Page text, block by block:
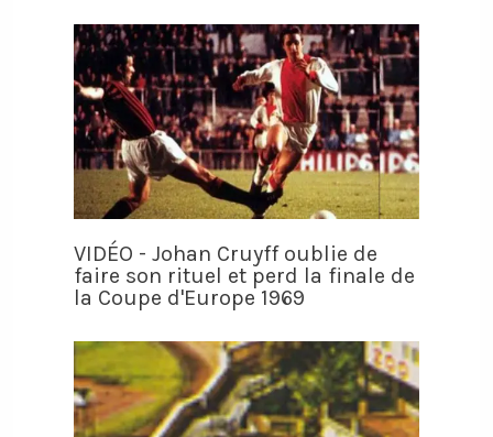
VIDÉO - Johan Cruyff oublie de
faire son rituel et perd la finale de
la Coupe d'Europe 1969